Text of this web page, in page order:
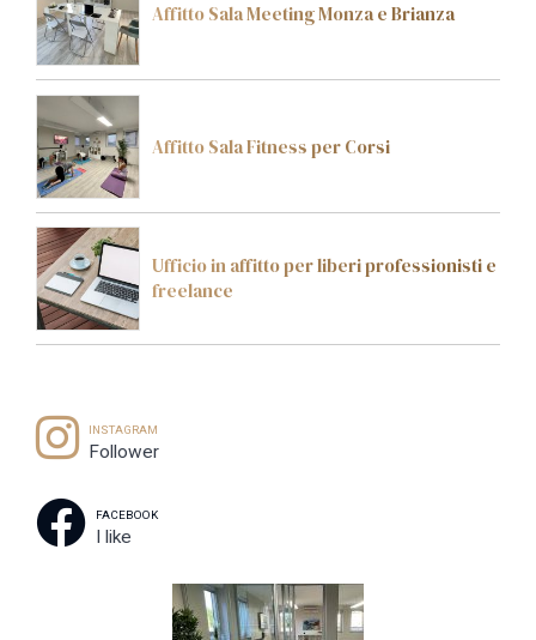
Affitto Sala Meeting Monza e Brianza
Affitto Sala Fitness per Corsi
Ufficio in affitto per liberi professionisti e
freelance
INSTAGRAM
Follower
FACEBOOK
I like